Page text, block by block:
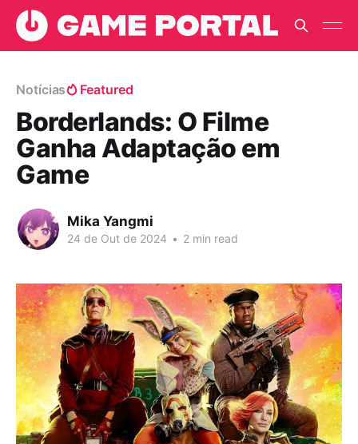
Notícias Featured
Borderlands: O Filme
Ganha Adaptação em
Game
Mika Yangmi
24 de Out de 2024 • 2 min read